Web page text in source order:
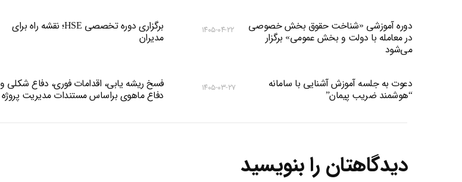
دوره آموزشی «شناخت حقوق بخش خصوصی
در معامله با دولت و بخش عمومی» برگزار
می‌شود
۱۴۰۵-۰۴-۲۲
برگزاری دوره تخصصی HSE؛ نقشه راه برای
مدیران
دعوت به جلسه آموزش آشنایی با سامانه
“هوشمند ضریب پیمان”
۱۴۰۵-۰۳-۲۷
فسخ ریشه یابی، اقدامات فوری، دفاع شکلی و
دفاع ماهوی براساس مستندات مدیریت پروژه
دیدگاهتان را بنویسید